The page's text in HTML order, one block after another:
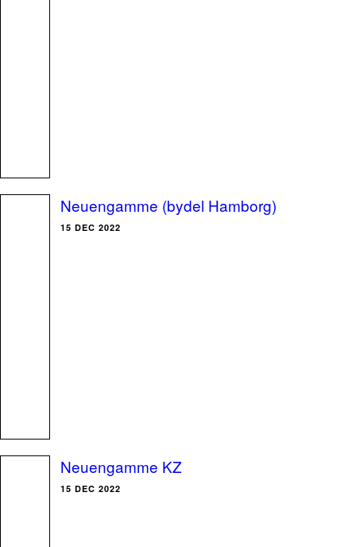
Neuengamme (bydel Hamborg)
15 DEC 2022
Neuengamme KZ
15 DEC 2022